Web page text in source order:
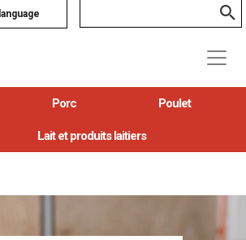
language
Porc Poulet
Lait et produits laitiers